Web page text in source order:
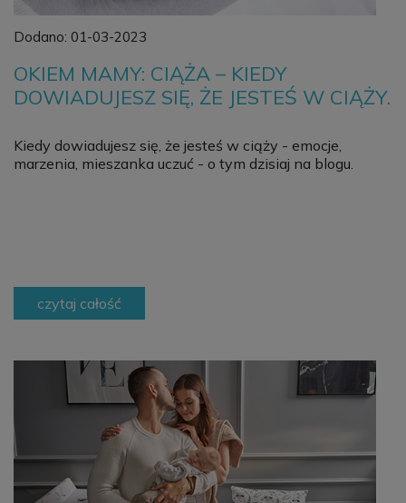
Dodano: 01-03-2023
OKIEM MAMY: CIĄŻA – KIEDY
DOWIADUJESZ SIĘ, ŻE JESTEŚ W CIĄŻY.
Kiedy dowiadujesz się, że jesteś w ciąży - emocje,
marzenia, mieszanka uczuć - o tym dzisiaj na blogu.
czytaj całość